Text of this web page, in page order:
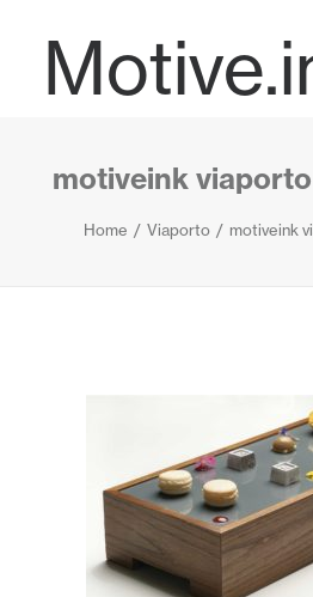
Projects
motiveink
Home Viaporto motiveink